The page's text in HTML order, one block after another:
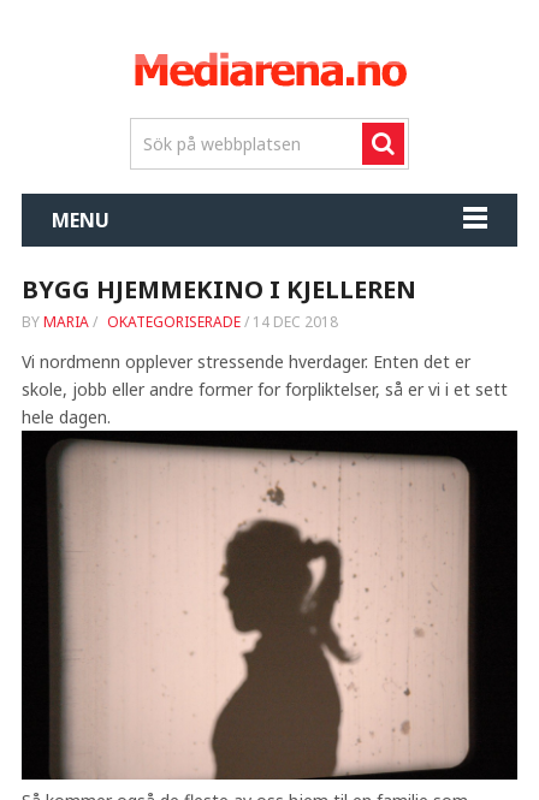
MENU
BYGG HJEMMEKINO I KJELLEREN
BYMARIA/ OKATEGORISERADE/ 14 DEC 2018
Vi nordmenn opplever stressende hverdager. Enten det er
skole, jobb eller andre former for forpliktelser, så er vi i et sett
hele dagen.